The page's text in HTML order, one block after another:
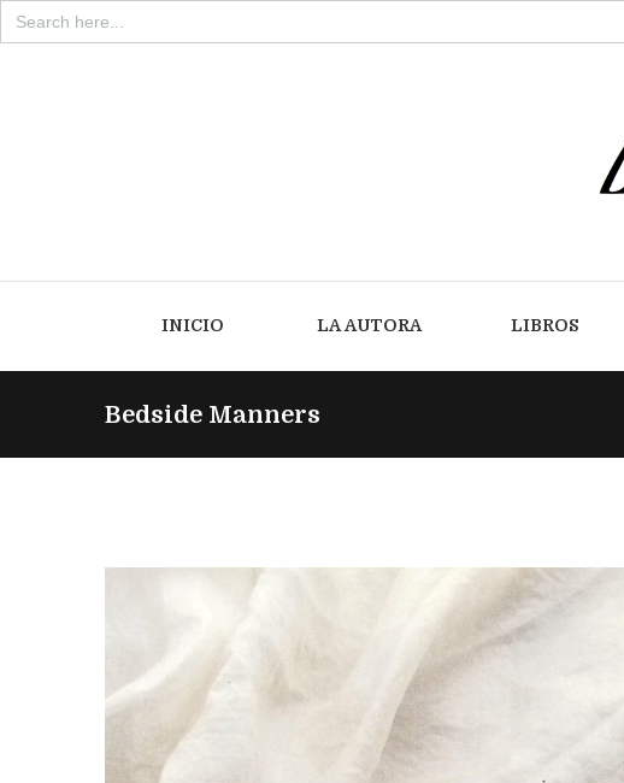
Search
for:
INICIO LA AUTORA LIBROS
Bedside Manners